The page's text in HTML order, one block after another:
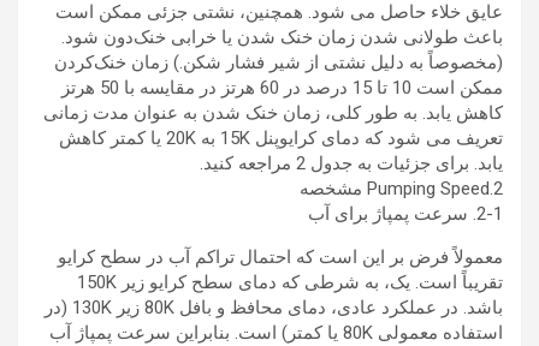
عایق خلاء حاصل می شود. همچنین، نشتی جزئی ممکن است
باعث طولانی شدن زمان خنک شدن یا خرابی خنک‌دون شود.
(مخصوصاً به دلیل نشتی از شیر فشار شکن.) زمان خنک‌کردن
ممکن است 10 تا 15 درصد در 60 هرتز در مقایسه با 50 هرتز
کاهش یابد. به طور کلی، زمان خنک شدن به عنوان مدت زمانی
تعریف می شود که دمای کرایوپنل 15K به 20K یا کمتر کاهش
یابد. برای جزئیات به جدول 2 مراجعه کنید.
2.Pumping Speed ​​مشخصه
2-1. سرعت پمپاژ برای آب
معمولاً فرض بر این است که احتمال تراکم آب در سطح کرایو
تقریباً است. یک، به شرطی که دمای سطح کرایو زیر 150K
باشد. در عملکرد عادی، دمای محافظ و بافل 80K زیر 130K (در
استفاده معمولی 80K یا کمتر) است. بنابراین سرعت پمپاژ آب